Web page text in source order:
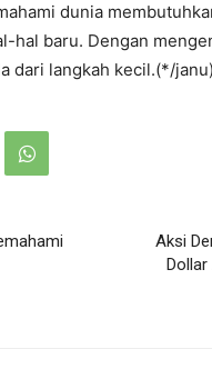
dunia
hal baru. Dengan
dari langkah kecil.(*/janu)
Aksi